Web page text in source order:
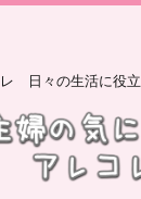
日々の生活に役